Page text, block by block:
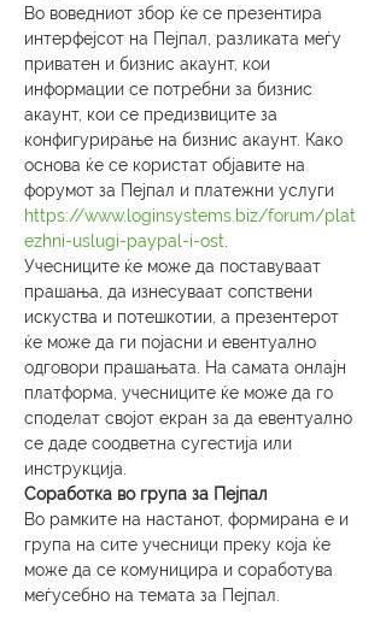
Во воведниот збор ќе се презентира
интерфејсот на Пејпал, разликата меѓу
приватен и бизнис акаунт, кои
информации се потребни за бизнис
акаунт, кои се предизвиците за
конфигурирање на бизнис акаунт. Како
основа ќе се користат објавите на
форумот за Пејпал и платежни услуги
https://www.loginsystems.biz/forum/plat
ezhni-uslugi-paypal-i-ost.
Учесниците ќе може да поставуваат
прашања, да изнесуваат сопствени
искуства и потешкотии, а презентерот
ќе може да ги појасни и евентуално
одговори прашањата. На самата онлајн
платформа, учесниците ќе може да го
споделат својот екран за да евентуално
се даде соодветна сугестија или
инструкција.
Соработка во група за Пејпал
Во рамките на настанот, формирана е и
група на сите учесници преку која ќе
може да се комуницира и соработува
меѓусебно на темата за Пејпал.